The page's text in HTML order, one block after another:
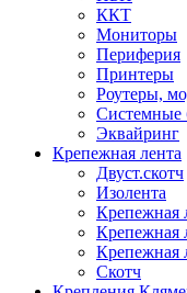
ККТ
Мониторы
Периферия
Принтеры
Роутеры,
Системные
Эквайринг
Крепежная лента
Двуст.скотч
Изолента
Крепежная
Крепежная
Крепежная
Скотч